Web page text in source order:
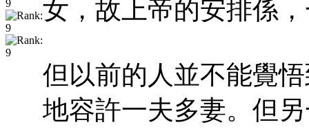
女，故上帝的安排係
但以前的人並不能覺
地容許一夫多妻。但